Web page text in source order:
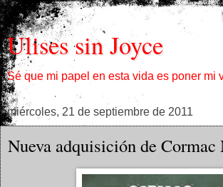
Ulises sin Joyce
Sé que mi papel en esta vida es poner mi
miércoles, 21 de septiembre de 2011
Nueva adquisición de